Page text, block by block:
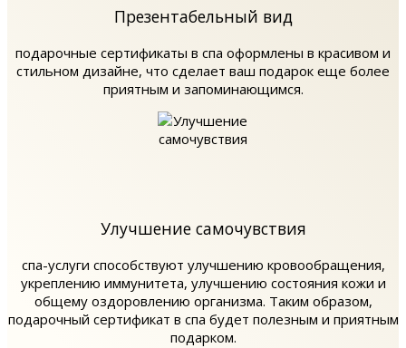
Презентабельный вид
подарочные сертификаты в спа оформлены в красивом и
стильном дизайне, что сделает ваш подарок еще более
приятным и запоминающимся.
Улучшение самочувствия
спа-услуги способствуют улучшению кровообращения,
укреплению иммунитета, улучшению состояния кожи и
общему оздоровлению организма. Таким образом,
подарочный сертификат в спа будет полезным и приятным
подарком.